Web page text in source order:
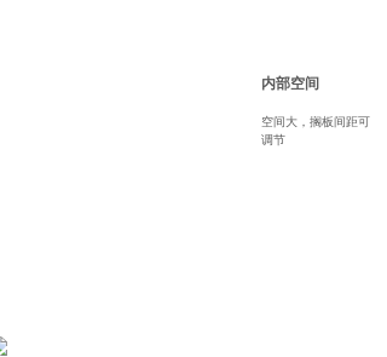
内部空间
空间大，搁板间距可
调节